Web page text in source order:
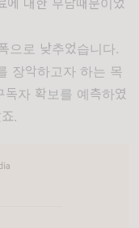
에 대한 부담때문이었
으로 낮추었습니다.
장악하고자 하는 목
자 확보를 예측하였
.